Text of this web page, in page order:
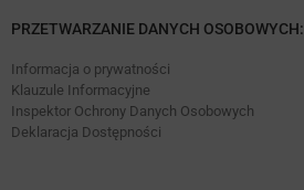
PRZETWARZANIE DANYCH OSOBOWYCH:
Informacja o prywatności
Klauzule Informacyjne
Inspektor Ochrony Danych Osobowych
Deklaracja Dostępności